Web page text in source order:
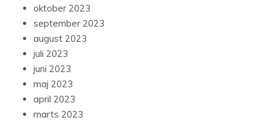
oktober 2023
september 2023
august 2023
juli 2023
juni 2023
maj 2023
april 2023
marts 2023